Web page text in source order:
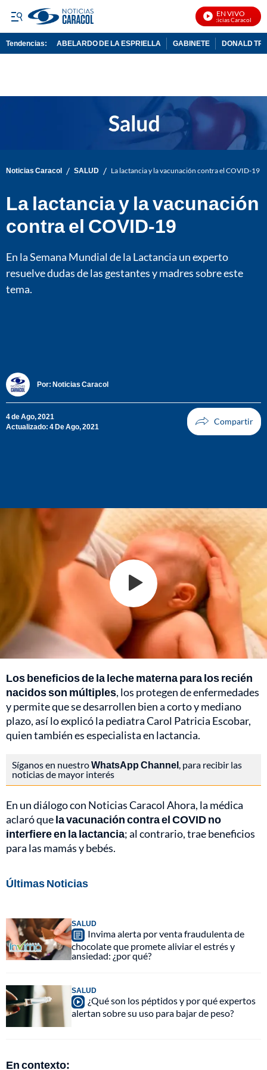
EN VIVO
Noticias Caracol En
Tendencias: ABELARDO DE LA ESPRIELLA GABINETE DONALD
Noticias Caracol / SALUD / La lactancia y la vacunación contra el COVID-19
La lactancia y la vacunación
contra el COVID-19
En la Semana Mundial de la Lactancia un experto
resuelve dudas de las gestantes y madres sobre este
tema.
Por: Noticias Caracol
4 de Ago, 2021
Actualizado: 4 De Ago, 2021
Los beneficios de la leche materna para los recién
nacidos son múltiples, los protegen de enfermedades
y permite que se desarrollen bien a corto y mediano
plazo, así lo explicó la pediatra Carol Patricia Escobar,
quien también es especialista en lactancia.
Síganos en nuestroWhatsApp Channel , para recibir las
noticias de mayor interés
En un diálogo con Noticias Caracol Ahora, la médica
aclaró quela vacunación contra el COVID no
interfiere en la lactancia; al contrario, trae beneficios
para las mamás y bebés.
Últimas Noticias
SALUD
Invima alerta por venta fraudulenta de
chocolate que promete aliviar el estrés y
ansiedad: ¿por qué?
SALUD
¿Qué son los péptidos y por qué expertos
alertan sobre su uso para bajar de peso?
En contexto: